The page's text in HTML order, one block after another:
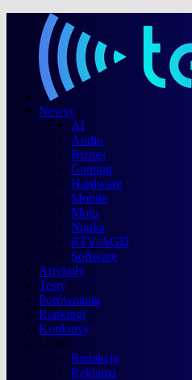
Newsy
AI
Audio
Biznes
Gaming
Hardware
Mobile
Moto
Nauka
RTV/AGD
Software
Artykuły
Testy
Porównania
Rankingi
Konkursy
O nas
Redakcja
Reklama